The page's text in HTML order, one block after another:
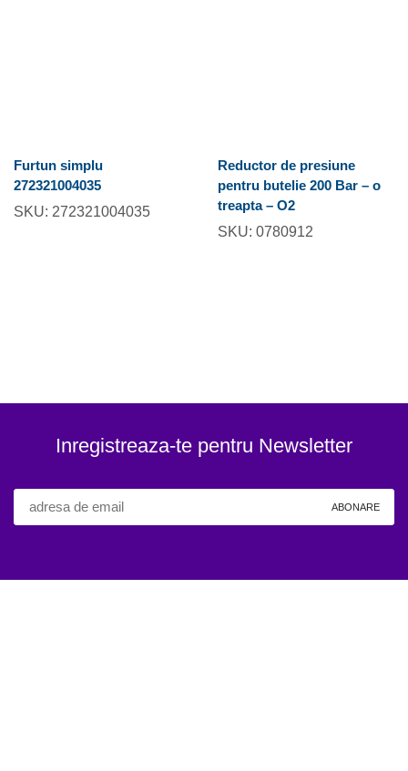
Furtun simplu
272321004035
SKU: 272321004035
Reductor de presiune
pentru butelie 200 Bar – o
treapta – O2
SKU: 0780912
Inregistreaza-te pentru Newsletter